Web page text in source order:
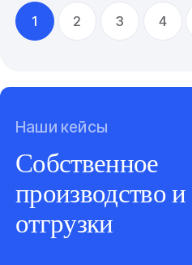
1 2 3 4
Наши кейсы
Собственное
производство и
отгрузки